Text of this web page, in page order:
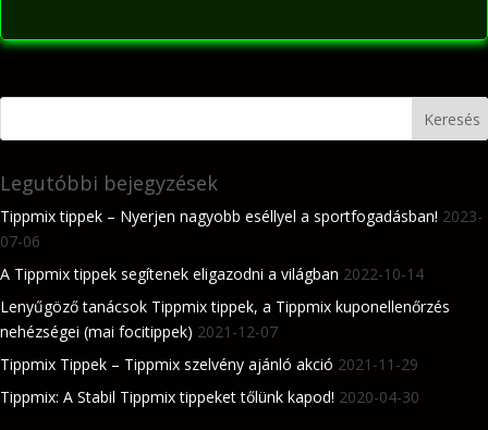
Legutóbbi bejegyzések
Tippmix tippek – Nyerjen nagyobb eséllyel a sportfogadásban! 2023-
07-06
A Tippmix tippek segítenek eligazodni a világban 2022-10-14
Lenyűgöző tanácsok Tippmix tippek, a Tippmix kuponellenőrzés
nehézségei (mai focitippek) 2021-12-07
Tippmix Tippek – Tippmix szelvény ajánló akció 2021-11-29
Tippmix: A Stabil Tippmix tippeket tőlünk kapod! 2020-04-30